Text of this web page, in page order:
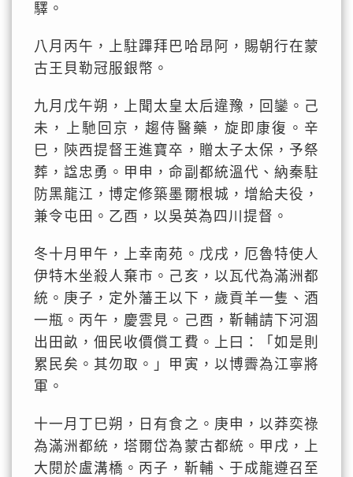
驛。
八月丙午，上駐蹕拜巴哈昂阿，賜朝行在蒙
古王貝勒冠服銀幣。
九月戊午朔，上聞太皇太后違豫，回鑾。己
未，上馳回京，趨侍醫藥，旋即康復。辛
巳，陝西提督王進寶卒，贈太子太保，予祭
葬，諡忠勇。甲申，命副都統溫代、納秦駐
防黑龍江，博定修築墨爾根城，增給夫役，
兼令屯田。乙酉，以吳英為四川提督。
冬十月甲午，上幸南苑。戊戌，厄魯特使人
伊特木坐殺人棄市。己亥，以瓦代為滿洲都
統。庚子，定外藩王以下，歲貢羊一隻、酒
一瓶。丙午，慶雲見。己酉，靳輔請下河涸
出田畝，佃民收價償工費。上曰：「如是則
累民矣。其勿取。」甲寅，以博霽為江寧將
軍。
十一月丁巳朔，日有食之。庚申，以莽奕祿
為滿洲都統，塔爾岱為蒙古都統。甲戌，上
大閱於盧溝橋。丙子，靳輔、于成龍遵召至